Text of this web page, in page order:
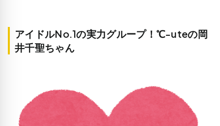
アイドルNo.1の実力グループ！℃-uteの岡
井千聖ちゃん